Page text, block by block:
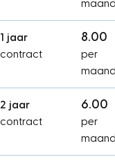
1 jaar
contract
8.00
per
2 jaar
contract
6.00
per